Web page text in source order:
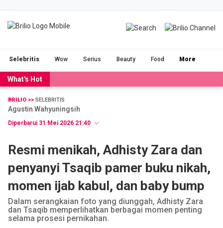
Selebritis Wow Serius Beauty Food More
CINTA NGAKAK
OLAHRAGA POPULAR
SERIUS STORIES
VIDEO RAGAM
What's Hot
BRILIO >> SELEBRITIS
Agustin Wahyuningsih
Diperbarui 31 Mei 2026 21:40
Resmi menikah, Adhisty Zara dan
penyanyi Tsaqib pamer buku nikah,
momen ijab kabul, dan baby bump
Dalam serangkaian foto yang diunggah, Adhisty Zara
dan Tsaqib memperlihatkan berbagai momen penting
selama prosesi pernikahan.